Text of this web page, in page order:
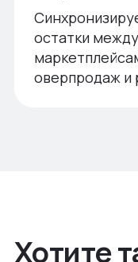
остатки
оверпродаж и
Хотите